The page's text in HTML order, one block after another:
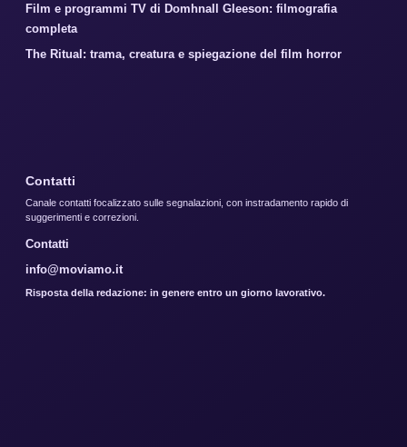
Film e programmi TV di Domhnall Gleeson: filmografia
completa
The Ritual: trama, creatura e spiegazione del film horror
Contatti
Canale contatti focalizzato sulle segnalazioni, con instradamento rapido di
suggerimenti e correzioni.
Contatti
info@moviamo.it
Risposta della redazione: in genere entro un giorno lavorativo.